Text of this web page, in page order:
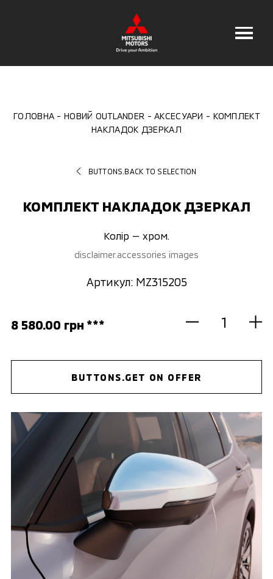
ГОЛОВНА НОВИЙ OUTLANDER АКСЕСУАРИ
КОМПЛЕКТ
НАКЛАДОК ДЗЕРКАЛ
BUTTONS.BACK TO SELECTION
КОМПЛЕКТ НАКЛАДОК ДЗЕРКАЛ
Колір — хром.
disclaimer.accessories images
Артикул: MZ315205
8 580.00 грн ***
BUTTONS.GET ON OFFER